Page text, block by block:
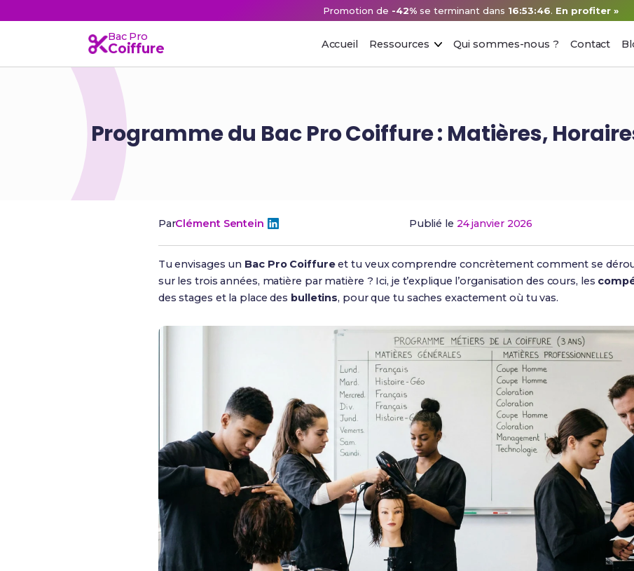
Promotion de -42% se terminant dans 16:53:45. En profiter »
Bac Pro
Coiffure Accueil Ressources Qui sommes-nous ? Contact
Programme du Bac Pro Coiffure : Matières,
ParClément Sentein Publié le 24 janvier 2026
Tu envisages un Bac Pro Coiffureet tu veux comprendre concrètement comment se
sur les trois années, matière par matière ? Ici, je t’explique l’organisation des cours, les
des stages et la place des bulletins, pour que tu saches exactement où tu vas.